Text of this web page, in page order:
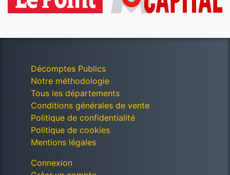
Décomptes Publics
Notre méthodologie
Tous les départements
Conditions générales de vente
Politique de confidentialité
Politique de cookies
Mentions légales
Connexion